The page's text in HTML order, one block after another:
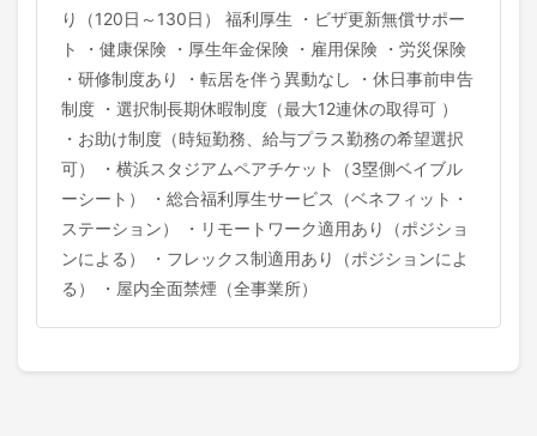
り（120日～130日） 福利厚生 ・ビザ更新無償サポー
ト ・健康保険 ・厚生年金保険 ・雇用保険 ・労災保険
・研修制度あり ・転居を伴う異動なし ・休日事前申告
制度 ・選択制長期休暇制度（最大12連休の取得可 ）
・お助け制度（時短勤務、給与プラス勤務の希望選択
可） ・横浜スタジアムペアチケット（3塁側ベイブル
ーシート） ・総合福利厚生サービス（ベネフィット・
ステーション） ・リモートワーク適用あり（ポジショ
ンによる） ・フレックス制適用あり（ポジションによ
る） ・屋内全面禁煙（全事業所）